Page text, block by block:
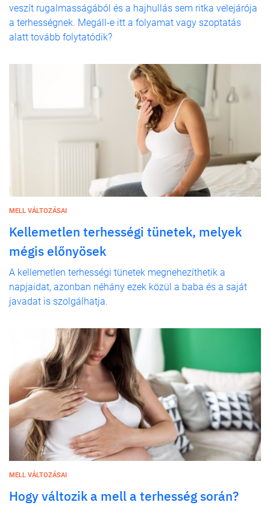
veszít rugalmasságából és a hajhullás sem ritka velejárója
a terhességnek. Megáll-e itt a folyamat vagy szoptatás
alatt tovább folytatódik?
MELL VÁLTOZÁSAI
Kellemetlen terhességi tünetek, melyek
mégis előnyösek
A kellemetlen terhességi tünetek megnehezíthetik a
napjaidat, azonban néhány ezek közül a baba és a saját
javadat is szolgálhatja.
MELL VÁLTOZÁSAI
Hogy változik a mell a terhesség során?